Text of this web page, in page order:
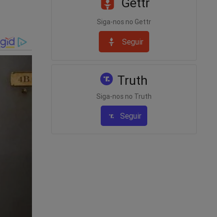
nesta
Siga-nos no Gettr
Seguir
Truth
Siga-nos no Truth
Seguir